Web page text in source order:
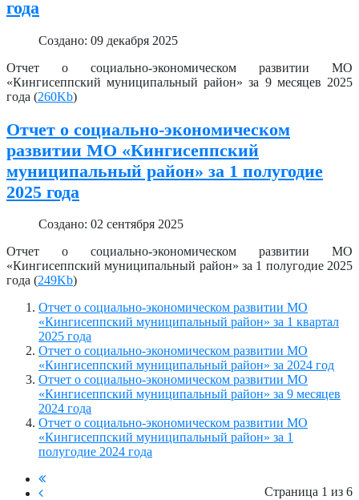
года
Создано: 09 декабря 2025
Отчет о социально-экономическом развитии МО
«Кингисеппский муниципальный район» за 9 месяцев 2025
года (260Kb)
Отчет о социально-экономическом
развитии МО «Кингисеппский
муниципальный район» за 1 полугодие
2025 года
Создано: 02 сентября 2025
Отчет о социально-экономическом развитии МО
«Кингисеппский муниципальный район» за 1 полугодие 2025
года (249Kb)
Отчет о социально-экономическом развитии МО
«Кингисеппский муниципальный район» за 1 квартал
2025 года
Отчет о социально-экономическом развитии МО
«Кингисеппский муниципальный район» за 2024 год
Отчет о социально-экономическом развитии МО
«Кингисеппский муниципальный район» за 9 месяцев
2024 года
Отчет о социально-экономическом развитии МО
«Кингисеппский муниципальный район» за 1
полугодие 2024 года
Страница 1 из 6